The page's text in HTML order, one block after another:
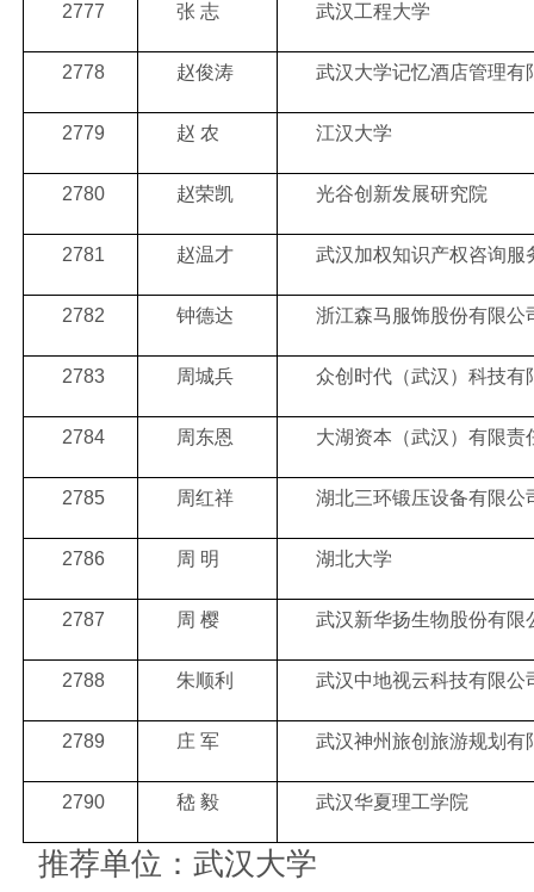
2777 张 志 武汉工程大学
2778 赵俊涛 武汉大学记忆酒店管理有
2779 赵 农 江汉大学
2780 赵荣凯 光谷创新发展研究院
2781 赵温才 武汉加权知识产权咨询服
2782 钟德达 浙江森马服饰股份有限公
2783 周城兵 众创时代（武汉）科技有
2784 周东恩 大湖资本（武汉）有限责
2785 周红祥 湖北三环锻压设备有限公
2786 周 明 湖北大学
2787 周 樱 武汉新华扬生物股份有限
2788 朱顺利 武汉中地视云科技有限公
2789 庄 军 武汉神州旅创旅游规划有
2790 嵇 毅 武汉华夏理工学院
推荐单位：武汉大学